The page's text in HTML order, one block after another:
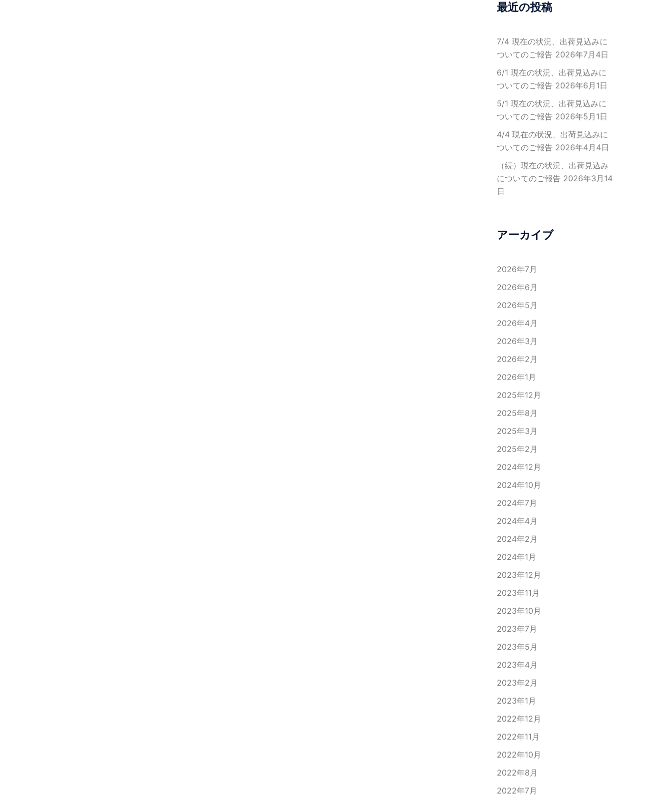
最近の投稿
7/4 現在の状況、出荷見込みに
ついてのご報告 2026年7月4日
6/1 現在の状況、出荷見込みに
ついてのご報告 2026年6月1日
5/1 現在の状況、出荷見込みに
ついてのご報告 2026年5月1日
4/4 現在の状況、出荷見込みに
ついてのご報告 2026年4月4日
（続）現在の状況、出荷見込み
についてのご報告 2026年3月14
日
アーカイブ
2026年7月
2026年6月
2026年5月
2026年4月
2026年3月
2026年2月
2026年1月
2025年12月
2025年8月
2025年3月
2025年2月
2024年12月
2024年10月
2024年7月
2024年4月
2024年2月
2024年1月
2023年12月
2023年11月
2023年10月
2023年7月
2023年5月
2023年4月
2023年2月
2023年1月
2022年12月
2022年11月
2022年10月
2022年8月
2022年7月